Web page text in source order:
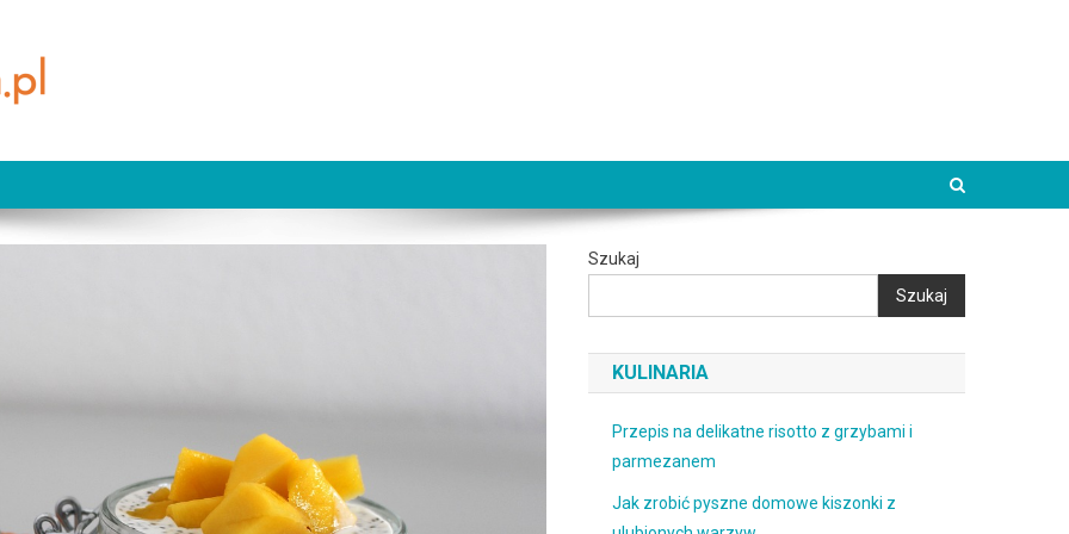
Szukaj
Szukaj
KULINARIA
Przepis na delikatne risotto z grzybami i
parmezanem
Jak zrobić pyszne domowe kiszonki z